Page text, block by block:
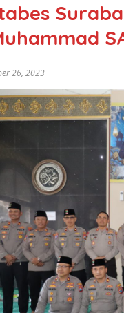
26, 2023